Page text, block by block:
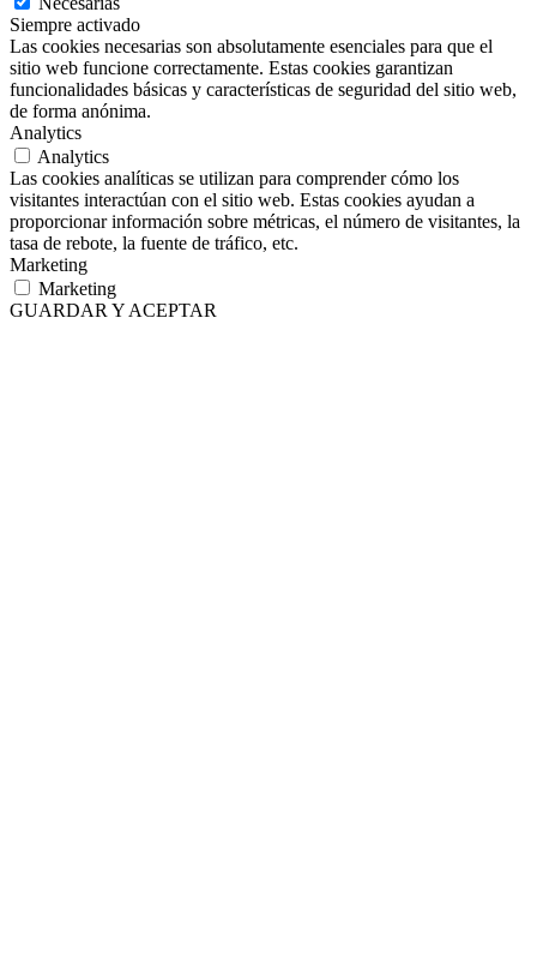
Siempre activado
Las cookies necesarias son absolutamente esenciales para que el
sitio web funcione correctamente. Estas cookies garantizan
funcionalidades básicas y características de seguridad del sitio web,
de forma anónima.
Analytics
Analytics
Las cookies analíticas se utilizan para comprender cómo los
visitantes interactúan con el sitio web. Estas cookies ayudan a
proporcionar información sobre métricas, el número de visitantes, la
tasa de rebote, la fuente de tráfico, etc.
Marketing
Marketing
GUARDAR Y ACEPTAR